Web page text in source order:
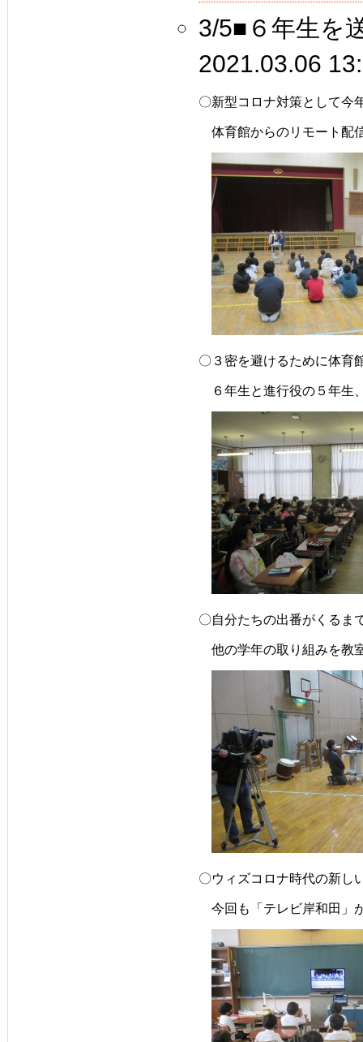
3/5■６年生を
2021.03.06
〇新型コロナ対策として今
体育館からのリモート配
〇３密を避けるために体育
６年生と進行役の５年生
〇自分たちの出番がくるま
他の学年の取り組みを教
〇ウィズコロナ時代の新し
今回も「テレビ岸和田」